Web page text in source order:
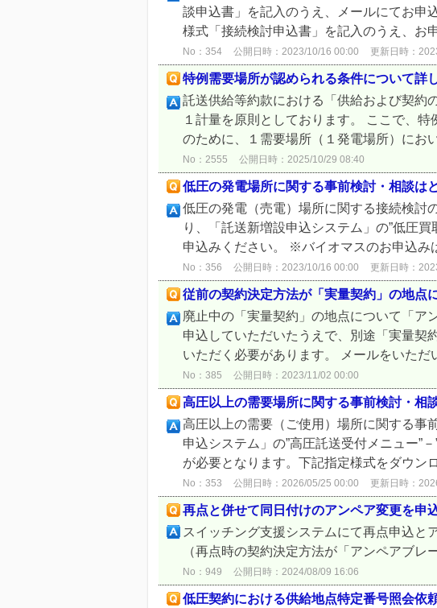
談申込書」を記入のうえ、メールにてお申
様式「接続検討申込書」を記入のうえ、お
No：354 公開日時：2023/10/16 00:00 更新日時：
特例需要場所が認められる条件について詳
託送供給等約款における「供給および契約
１計量を原則としております。 ここで、
のために、１需要場所（１発電場所）にお
No：2555 公開日時：2025/10/29 08:40
低圧の発電場所に関する事前検討・相談は
低圧の発電（売電）場所に関する接続検討
り、「託送新増設申込システム」の”低圧
申込みください。 ※バイオマスのお申込み
No：356 公開日時：2023/10/16 00:00 更新日時：
従前の契約決定方法が「実量契約」の地点
廃止中の「実量契約」の地点について「ア
申込していただいたうえで、別途「実量契
いただく必要があります。 メールをいた
No：385 公開日時：2023/11/02 00:00
高圧以上の需要場所に関する事前検討・相
高圧以上の需要（ご使用）場所に関する事
申込システム」の”高圧託送受付メニュー”
が必要となります。下記指定様式をダウン
No：353 公開日時：2026/05/25 00:00 更新日時：
再点と併せて同日付けのアンペア変更を申
スイッチング支援システムにて再点申込
（再点時の契約決定方法が「アンペアブ
No：949 公開日時：2024/08/09 16:06
低圧契約における供給地点特定番号照会依